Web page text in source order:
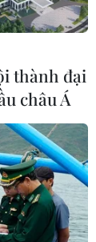
thành đại
châu Á